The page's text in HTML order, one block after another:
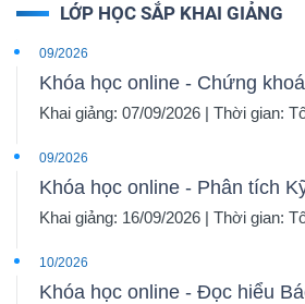
LỚP HỌC SẮP KHAI GIẢNG
09/2026
Khóa học online - Chứng
Khai giảng: 07/09/2026 | Thời gian:
09/2026
Khóa học online - Phân tích
Khai giảng: 16/09/2026 | Thời gian:
10/2026
Khóa học online - Đọc hiểu